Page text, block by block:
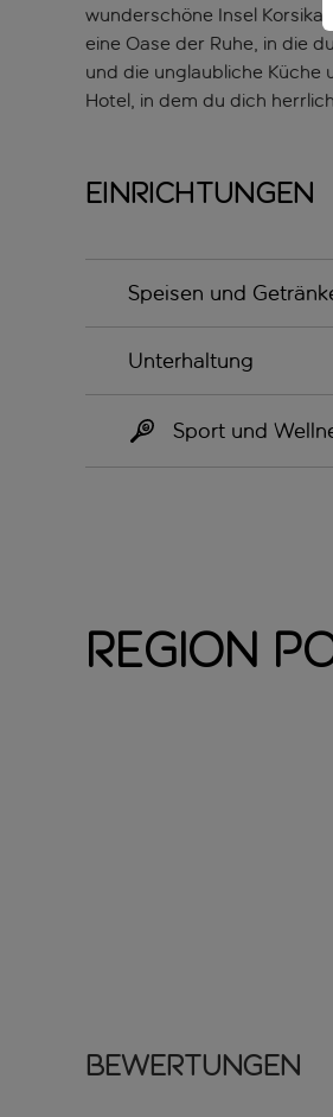
wunderschöne Insel
eine Oase der Ruhe, in die
und die unglaubliche
Hotel, in dem du dich
Einrichtungen
Speisen und
Unterhaltung
Sport und
Region
Bewertungen